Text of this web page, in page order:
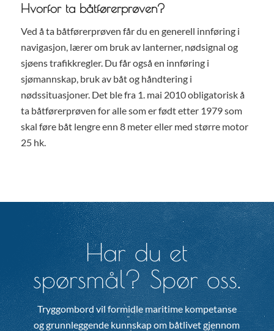
Hvorfor ta båtførerprøven?
Ved å ta båtførerprøven får du en generell innføring i
navigasjon, lærer om bruk av lanterner, nødsignal og
sjøens trafikkregler. Du får også en innføring i
sjømannskap, bruk av båt og håndtering i
nødssituasjoner. Det ble fra 1. mai 2010 obligatorisk å
ta båtførerprøven for alle som er født etter 1979 som
skal føre båt lengre enn 8 meter eller med større motor
25 hk.
Har du et
spørsmål? Spør oss.
Tryggombord vil formidle maritime kompetanse
og grunnleggende kunnskap om båtlivet gjennom